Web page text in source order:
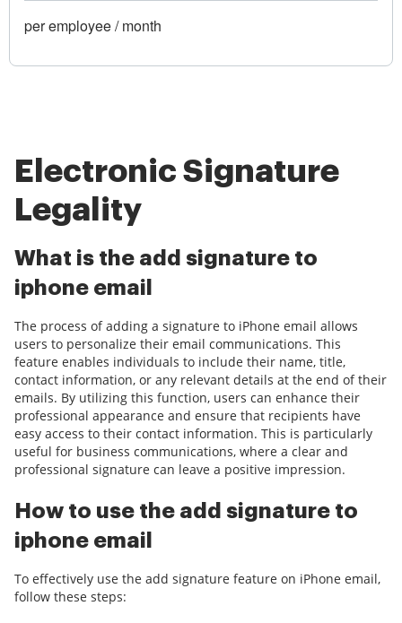
per employee / month
Electronic Signature
Legality
What is the add signature to
iphone email
The process of adding a signature to iPhone email allows
users to personalize their email communications. This
feature enables individuals to include their name, title,
contact information, or any relevant details at the end of their
emails. By utilizing this function, users can enhance their
professional appearance and ensure that recipients have
easy access to their contact information. This is particularly
useful for business communications, where a clear and
professional signature can leave a positive impression.
How to use the add signature to
iphone email
To effectively use the add signature feature on iPhone email,
follow these steps: